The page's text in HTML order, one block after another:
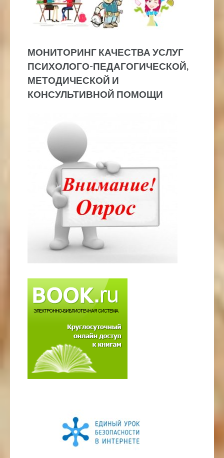
МОНИТОРИНГ КАЧЕСТВА УСЛУГ
ПСИХОЛОГО-ПЕДАГОГИЧЕСКОЙ,
МЕТОДИЧЕСКОЙ И
КОНСУЛЬТИВНОЙ ПОМОЩИ